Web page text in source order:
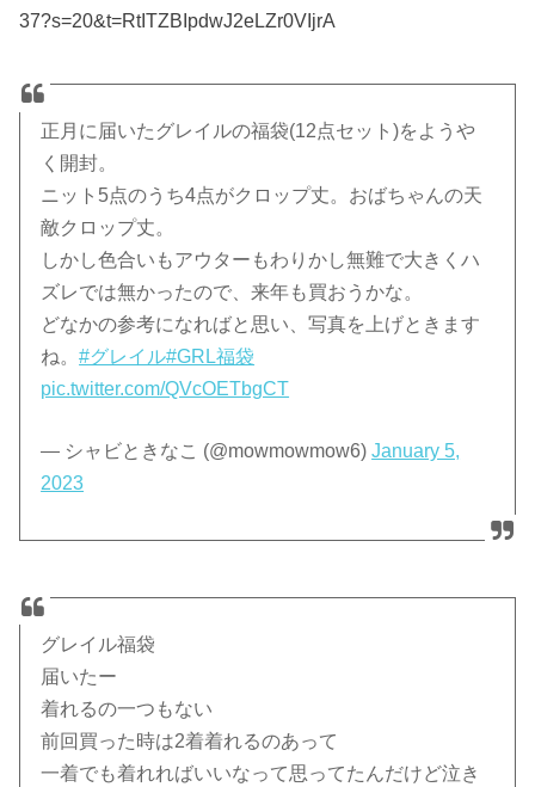
37?s=20&t=RtITZBIpdwJ2eLZr0VIjrA
正月に届いたグレイルの福袋(12点セット)をようや
く開封。
ニット5点のうち4点がクロップ丈。おばちゃんの天
敵クロップ丈。
しかし色合いもアウターもわりかし無難で大きくハ
ズレでは無かったので、来年も買おうかな。
どなかの参考になればと思い、写真を上げときます
ね。#グレイル#GRL福袋
pic.twitter.com/QVcOETbgCT
— シャビときなこ (@mowmowmow6)January 5,
2023
グレイル福袋
届いたー
着れるの一つもない
前回買った時は2着着れるのあって
一着でも着れればいいなって思ってたんだけど泣き